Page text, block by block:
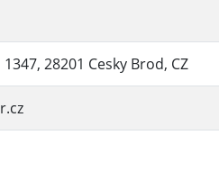
28201 Cesky Brod, CZ